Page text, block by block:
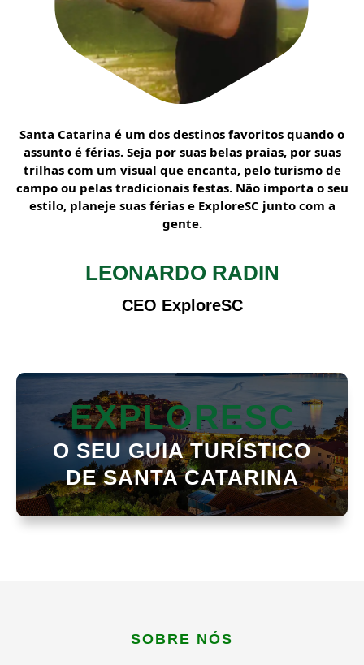
Santa Catarina é um dos destinos favoritos quando o
assunto é férias. Seja por suas belas praias, por suas
trilhas com um visual que encanta, pelo turismo de
campo ou pelas tradicionais festas. Não importa o seu
estilo, planeje suas férias e ExploreSC junto com a
gente.
LEONARDO RADIN
CEO ExploreSC
EXPLORESC
O SEU GUIA TURÍSTICO
DE SANTA CATARINA
SOBRE NÓS